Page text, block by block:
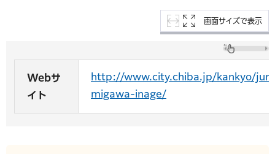
画面サイズで表示
Webサ
イト
http://www.city.chiba.jp/kankyo/
migawa-inage/